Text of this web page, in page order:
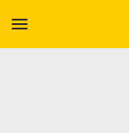
menu